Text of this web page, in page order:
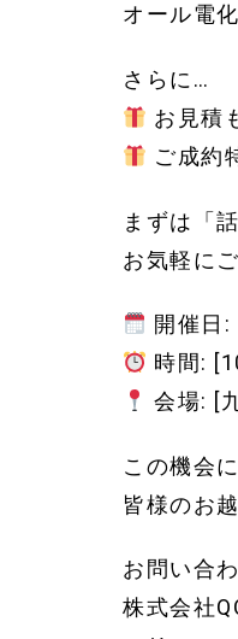
オール電
さらに…
お見積
ご成約
まずは「
お気軽に
開催日
時間:
会場: [
この機会
皆様のお
お問い合
株式会社